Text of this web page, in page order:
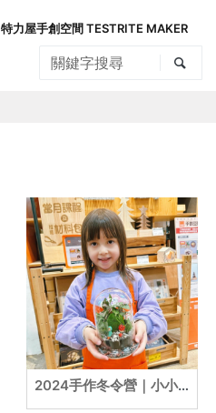
特力屋手創空間 TESTRITE MAKER
2024手作冬令營｜小小園藝師｜德國包子+台灣梅子